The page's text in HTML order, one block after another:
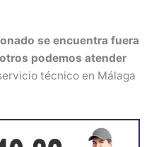
se encuentra fuera
podemos atender
técnico en Málaga